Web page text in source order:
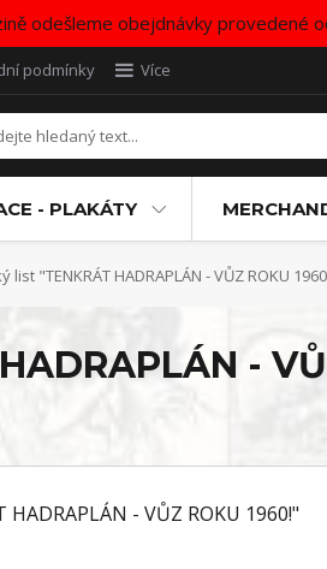
odešleme obejdnávky provedené
podmínky Více
- PLAKÁTY
list "TENKRÁT HADRAPLÁN - VŮZ ROKU
-